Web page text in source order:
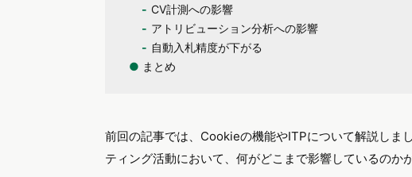
CV計測への影響
アトリビューション分析への影響
自動入札精度が下がる
● まとめ
前回の記事では、Cookieの機能やITPについて解説しま
ティング活動において、何がどこまで影響しているのか